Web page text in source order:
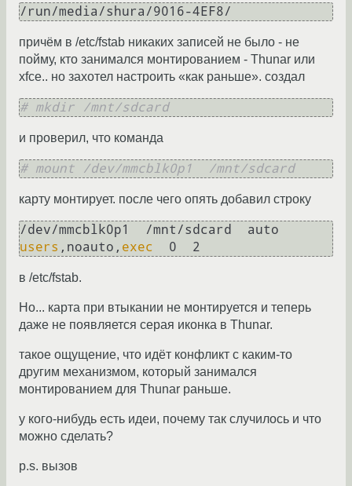
/run/media/shura/9016-4EF8/
причём в /etc/fstab никаких записей не было - не
пойму, кто занимался монтированием - Thunar или
xfce.. но захотел настроить «как раньше». создал
# mkdir /mnt/sdcard
и проверил, что команда
# mount /dev/mmcblk0p1  /mnt/sdcard
карту монтирует. после чего опять добавил строку
users ,noauto, exec
  0  2
в /etc/fstab.
Но... карта при втыкании не монтируется и теперь
даже не появляется серая иконка в Thunar.
такое ощущение, что идёт конфликт с каким-то
другим механизмом, который занимался
монтированием для Thunar раньше.
у кого-нибудь есть идеи, почему так случилось и что
можно сделать?
p.s. вызов